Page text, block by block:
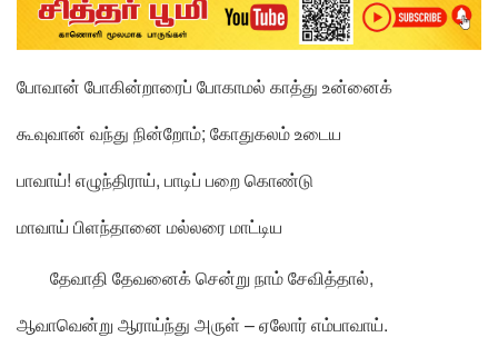
போவான் போகின்றாரைப் போகாமல் காத்து உன்னைக்
கூவுவான் வந்து நின்றோம்; கோதுகலம் உடைய
பாவாய்! எழுந்திராய், பாடிப் பறை கொண்டு
மாவாய் பிளந்தானை மல்லரை மாட்டிய
தேவாதி தேவனைக் சென்று நாம் சேவித்தால்,
ஆவாவென்று ஆராய்ந்து அருள் – ஏலோர் எம்பாவாய்.